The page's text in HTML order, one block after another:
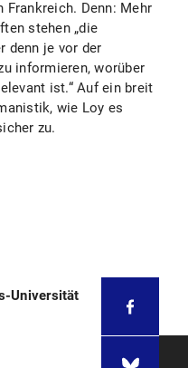
Frankreich. Denn: Mehr
stehen „die
denn je vor der
informieren, worüber
ist.“ Auf ein breit
wie Loy es
zu.
Universität